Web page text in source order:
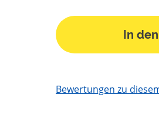
In
Bewertungen zu